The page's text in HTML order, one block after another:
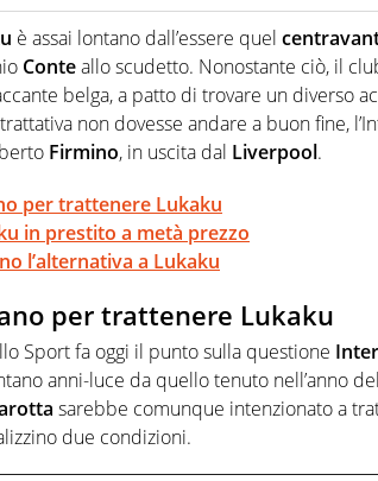
professionista, per Virgilio Sport segue
che esalta competenze e passioni. Cura la
festival di waterpolo per bambini al mondo
è assai lontano dall’essere quel
Conteallo scudetto. Nonostante ciò, il
belga, a patto di trovare un diverso
non dovesse andare a buon fine,
Firmino, in uscita dal Liverpool.
per trattenere Lukaku
in prestito a metà prezzo
l’alternativa a Lukaku
per trattenere Lukaku
Sport fa oggi il punto sulla questione Inter
anni-luce da quello tenuto nell’anno
sarebbe comunque intenzionato a
due condizioni.